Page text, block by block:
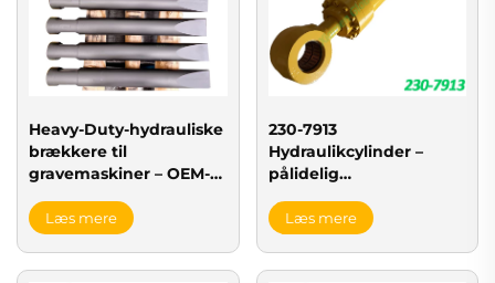
Heavy-Duty-hydrauliske
brækkere til
gravemaskiner – OEM-
stenbrækkere
Læs mere
230-7913
Hydraulikcylinder –
pålidelig
CAT-hjulloadere
Læs mere